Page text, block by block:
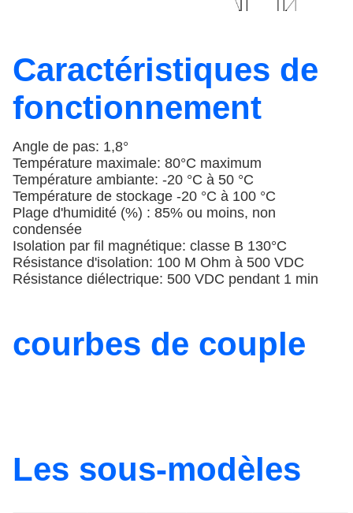
Caractéristiques de
fonctionnement
Angle de pas: 1,8°
Température maximale: 80°C maximum
Température ambiante: -20 °C à 50 °C
Température de stockage -20 °C à 100 °C
Plage d'humidité (%) : 85% ou moins, non
condensée
Isolation par fil magnétique: classe B 130°C
Résistance d'isolation: 100 M Ohm à 500 VDC
Résistance diélectrique: 500 VDC pendant 1 min
courbes de couple
Les sous-modèles